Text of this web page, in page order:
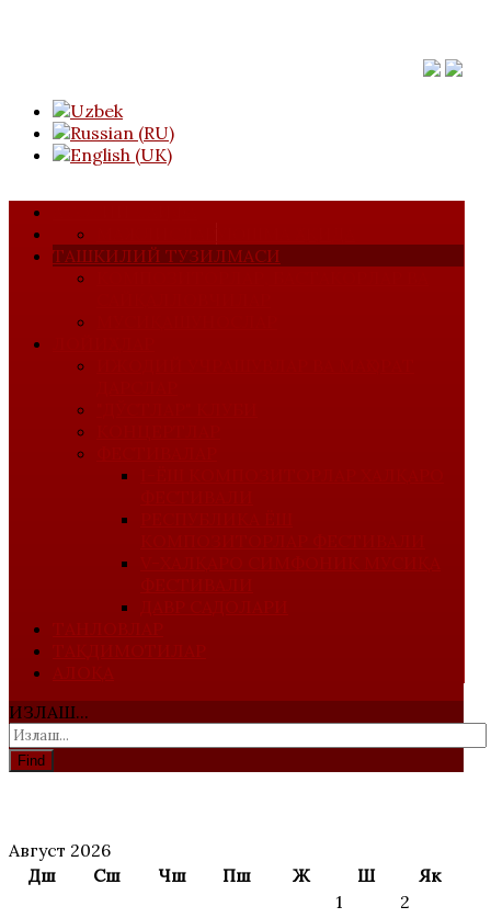
ТАШКИЛИЙ ТУЗИЛМАСИ
ИЗЛАШ...
Find
Август 2026
Дш
Сш Чш Пш Ж Ш
Як
1
2